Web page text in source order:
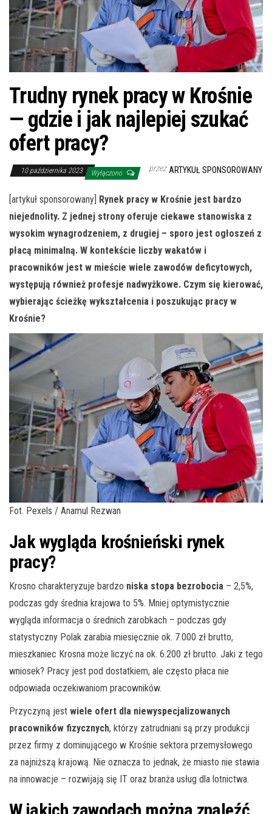
Trudny rynek pracy w Krośnie
— gdzie i jak najlepiej szukać
ofert pracy?
10 października 2023 Wyłączono przez ARTYKUŁ SPONSOROWANY
[artykuł sponsorowany] Rynek pracy w Krośnie jest bardzo
niejednolity. Z jednej strony oferuje ciekawe stanowiska z
wysokim wynagrodzeniem, z drugiej – sporo jest ogłoszeń z
płacą minimalną. W kontekście liczby wakatów i
pracowników jest w mieście wiele zawodów deficytowych,
występują również profesje nadwyżkowe. Czym się kierować,
wybierając ścieżkę wykształcenia i poszukując pracy w
Krośnie?
Fot. Pexels / Anamul Rezwan
Jak wygląda krośnieński rynek
pracy?
Krosno charakteryzuje bardzo niska stopa bezrobocia – 2,5%,
podczas gdy średnia krajowa to 5%. Mniej optymistycznie
wygląda informacja o średnich zarobkach – podczas gdy
statystyczny Polak zarabia miesięcznie ok. 7.000 zł brutto,
mieszkaniec Krosna może liczyć na ok. 6.200 zł brutto. Jaki z tego
wniosek? Pracy jest pod dostatkiem, ale często płaca nie
odpowiada oczekiwaniom pracowników.
Przyczyną jest wiele ofert dla niewyspecjalizowanych
pracowników fizycznych, którzy zatrudniani są przy produkcji
przez firmy z dominującego w Krośnie sektora przemysłowego
za najniższą krajową. Nie oznacza to jednak, że miasto nie stawia
na innowacje – rozwijają się IT oraz branża usług dla lotnictwa.